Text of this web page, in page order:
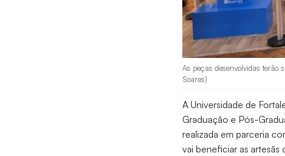
As peças desenvolvidas terão
Soares)
A Universidade de
Graduação e Pós-
realizada em parceria
vai beneficiar as